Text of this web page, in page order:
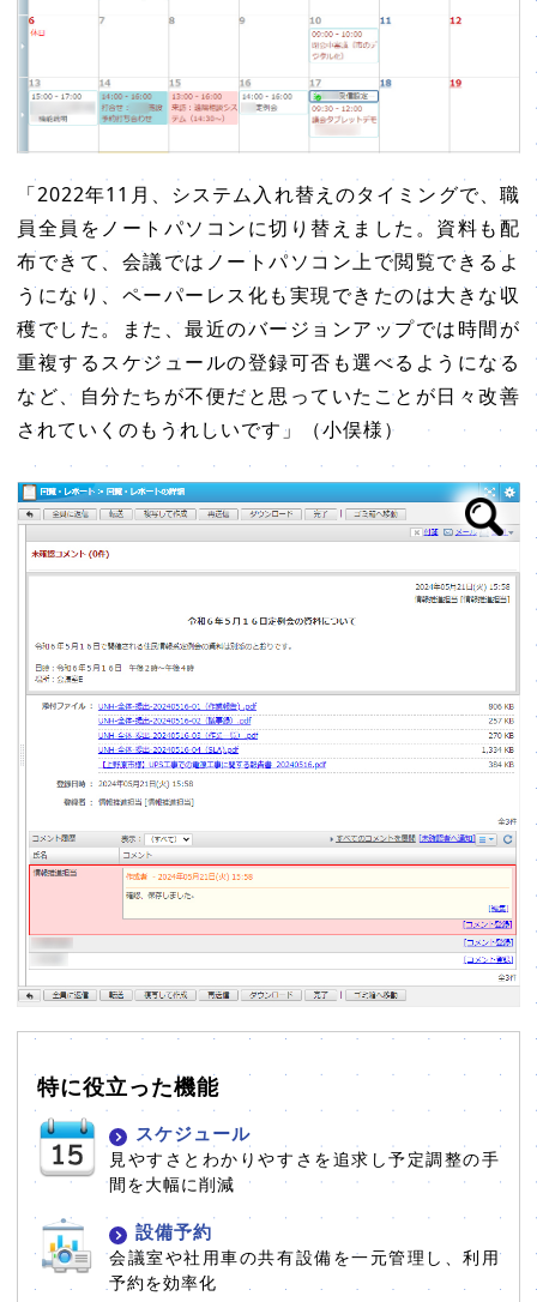
「2022年11月、システム入れ替えのタイミングで、職
員全員をノートパソコンに切り替えました。資料も配
布できて、会議ではノートパソコン上で閲覧できるよ
うになり、ペーパーレス化も実現できたのは大きな収
穫でした。また、最近のバージョンアップでは時間が
重複するスケジュールの登録可否も選べるようになる
など、自分たちが不便だと思っていたことが日々改善
されていくのもうれしいです」（小俣様）
特に役立った機能
スケジュール
見やすさとわかりやすさを追求し予定調整の手
間を大幅に削減
設備予約
会議室や社用車の共有設備を一元管理し、利用
予約を効率化